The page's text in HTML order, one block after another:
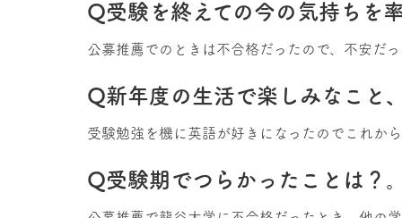
Q受験を終えての今の気持ちを
公募推薦でのときは不合格だったので、不安だ
Q新年度の生活で楽しみなこと
受験勉強を機に英語が好きになったのでこれか
Q受験期でつらかったことは？